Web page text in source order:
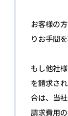
お客様の
りお手間
もし他社
を請求さ
合は、当
請求費用